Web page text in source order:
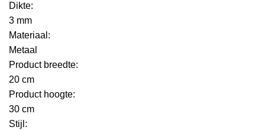
Dikte:
3 mm
Materiaal:
Metaal
Product breedte:
20 cm
Product hoogte:
30 cm
Stijl: